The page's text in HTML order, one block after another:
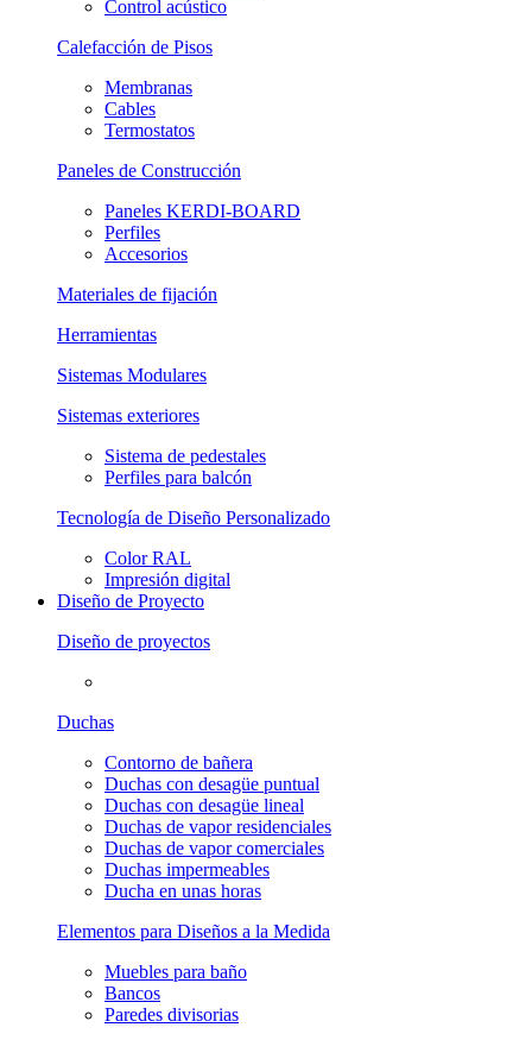
Control acústico
Calefacción de Pisos
Membranas
Cables
Termostatos
Paneles de Construcción
Paneles KERDI-BOARD
Perfiles
Accesorios
Materiales de fijación
Herramientas
Sistemas Modulares
Sistemas exteriores
Sistema de pedestales
Perfiles para balcón
Tecnología de Diseño Personalizado
Color RAL
Impresión digital
Diseño de Proyecto
Diseño de proyectos
Duchas
Contorno de bañera
Duchas con desagüe puntual
Duchas con desagüe lineal
Duchas de vapor residenciales
Duchas de vapor comerciales
Duchas impermeables
Ducha en unas horas
Elementos para Diseños a la Medida
Muebles para baño
Bancos
Paredes divisorias